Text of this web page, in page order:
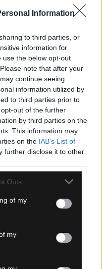
Information
to third parties, or
information for
use the below opt-out
note that after your
continue seeing
information utilized by
to third parties prior to
out of the further
by third parties on the
This information may
on the IAB’s List of
further disclose it to other
one or more Google
You may click to
its third-party tags to
in below Google
Outs
of my
my
Τζόσεφ